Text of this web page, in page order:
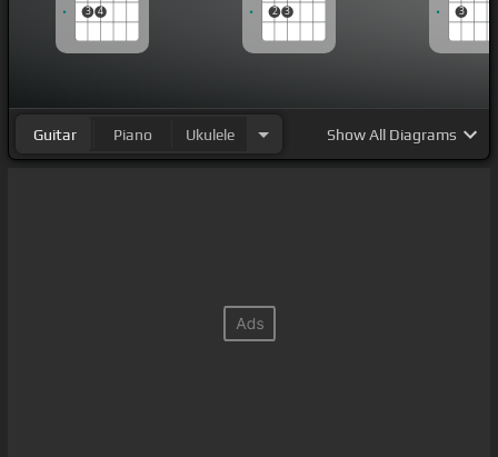
3 4 2 3 3
Guitar Piano Ukulele ShowAll Diagrams